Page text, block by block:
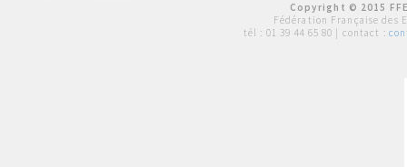
Copyright © 2015
Fédération Française des
tél : 01 39 44 65 80 | contact :